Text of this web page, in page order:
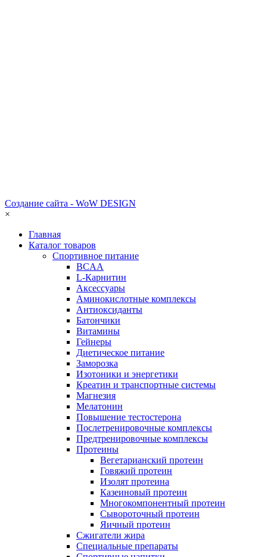
Создание сайта - WoW DESIGN
×
Главная
Каталог товаров
Спортивное питание
BCAA
L-Карнитин
Аксессуары
Аминокислотные комплексы
Антиоксиданты
Батончики
Витамины
Гейнеры
Диетическое питание
Заморозка
Изотоники и энергетики
Креатин и транспортные системы
Магнезия
Мелатонин
Повышение тестостерона
Послетренировочные комплексы
Предтренировочные комплексы
Протеины
Вегетарианский протеин
Говяжий протеин
Изолят протеина
Казеиновый протеин
Многокомпонентный протеин
Сывороточный протеин
Яичный протеин
Сжигатели жира
Специальные препараты